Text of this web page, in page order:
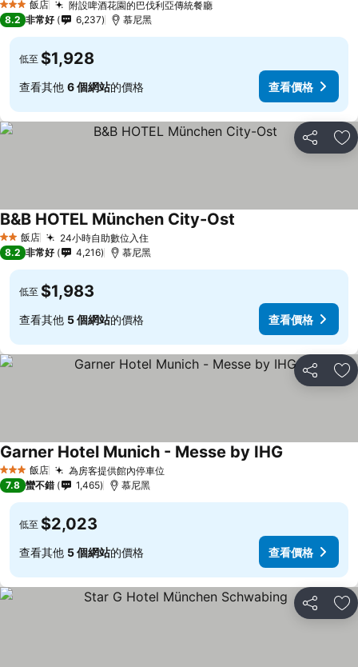
3 星級 飯店 附設啤酒花園的巴伐利亞傳統餐廳
8.2 非常好 6,237 慕尼黑
低至 $1,928
查看其他 6 個網站的價格 查看價格
分享 加
2 星級飯店 24小時自助數位入住
B&B HOTEL München City-Ost
8.2 非常好 4,216 慕尼黑
低至 $1,983
查看其他 5 個網站的價格 查看價格
分享 加
3 星級 飯店 為房客提供館內停車位
Garner Hotel Munich - Messe by IHG
7.8 蠻不錯 1,465 慕尼黑
低至 $2,023
查看其他 5 個網站的價格 查看價格
分享 加